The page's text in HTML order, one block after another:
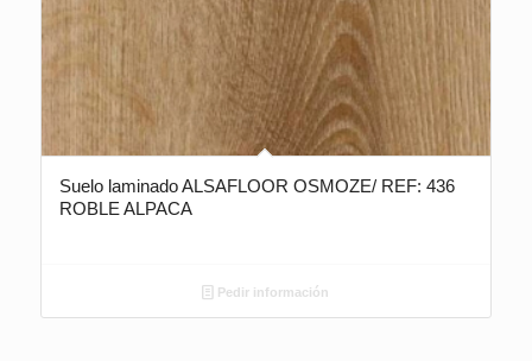
Suelo laminado ALSAFLOOR OSMOZE/ REF: 436
ROBLE ALPACA
Pedir información